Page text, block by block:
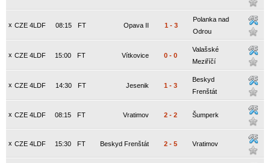
x CZE 4LDF FT
08:15 Opava II 1 - 3
Polanka nad
Odrou
x CZE 4LDF FT
15:00 Vítkovice 0 - 0
Valašské
Meziříčí
x CZE 4LDF FT
14:30 Jesenik 1 - 3
Beskyd
Frenštát
x CZE 4LDF FT
08:15 Vratimov 2 - 2 Šumperk
x CZE 4LDF FT
15:30 Beskyd Frenštát 2 - 5 Vratimov